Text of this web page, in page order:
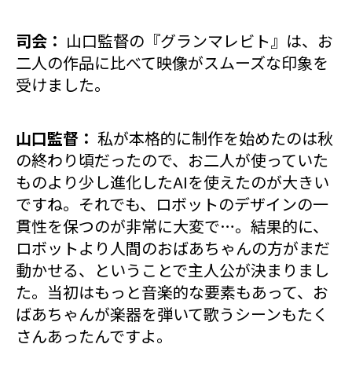
司会： 山口監督の『グランマレビト』は、お
二人の作品に比べて映像がスムーズな印象を
受けました。
山口監督： 私が本格的に制作を始めたのは秋
の終わり頃だったので、お二人が使っていた
ものより少し進化したAIを使えたのが大きい
ですね。それでも、ロボットのデザインの一
貫性を保つのが非常に大変で…。結果的に、
ロボットより人間のおばあちゃんの方がまだ
動かせる、ということで主人公が決まりまし
た。当初はもっと音楽的な要素もあって、お
ばあちゃんが楽器を弾いて歌うシーンもたく
さんあったんですよ。